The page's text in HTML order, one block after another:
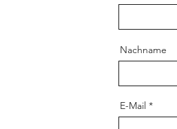
Nachname
E-Mail